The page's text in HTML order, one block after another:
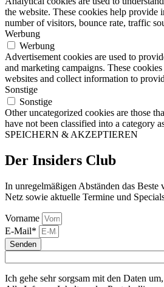
the website. These cookies help provide
number of visitors, bounce rate, traffic
Werbung
Werbung
Advertisement cookies are used to
and marketing campaigns. These
websites and collect information to
Sonstige
Sonstige
Other uncategorized cookies are those
have not been classified into a category
SPEICHERN & AKZEPTIEREN
Der Insiders Club
In unregelmäßigen Abständen das
Netz sowie aktuelle Termine und
Vorname
E-Mail*
Senden
Ich gehe sehr sorgsam mit den Daten